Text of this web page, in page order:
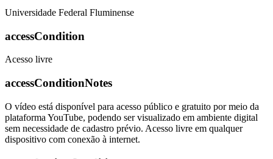
Universidade Federal Fluminense
accessCondition
Acesso livre
accessConditionNotes
O vídeo está disponível para acesso público e gratuito por meio da
plataforma YouTube, podendo ser visualizado em ambiente digital
sem necessidade de cadastro prévio. Acesso livre em qualquer
dispositivo com conexão à internet.